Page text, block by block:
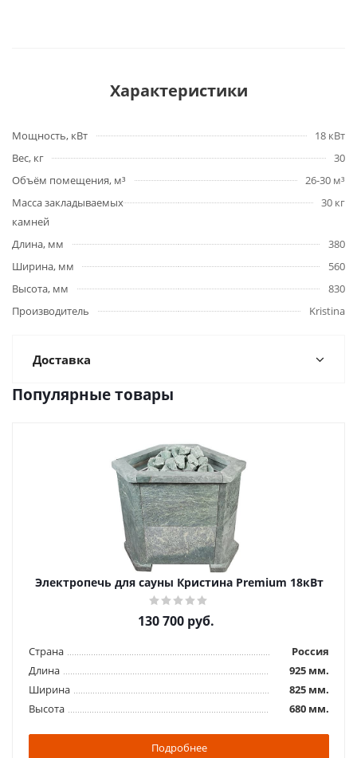
Характеристики
Мощность, кВт
18 кВт
Вес, кг
30
Объём помещения, м³
26-30 м³
Масса закладываемых
камней
30 кг
Длина, мм
380
Ширина, мм
560
Высота, мм
830
Производитель
Kristina
Доставка
Популярные товары
Электропечь для сауны Кристина Premium 18кВт
130 700 руб.
Страна
Россия
Длина
925 мм.
Ширина
825 мм.
Высота
680 мм.
Подробнее